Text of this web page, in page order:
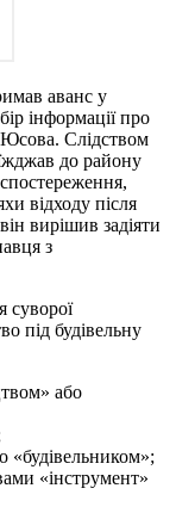
аванс у
інформації про
Слідством
до району
відходу після
вирішив задіяти
з
суворої
під будівельну
або
«будівельником»;
«інструмент»